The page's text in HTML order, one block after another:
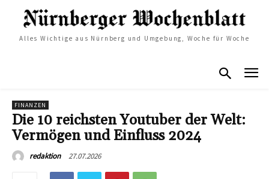
Alles Wichtige aus Nürnberg und Umgebung, Woche für Woche
FINANZEN
Die 10 reichsten Youtuber der Welt:
Vermögen und Einfluss 2024
redaktion 27.07.2026